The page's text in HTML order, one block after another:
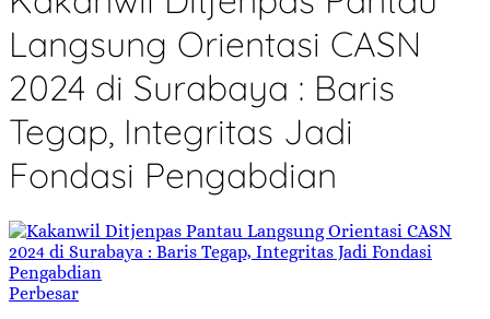
Langsung Orientasi CASN
2024 di Surabaya : Baris
Tegap, Integritas Jadi
Fondasi Pengabdian
Perbesar